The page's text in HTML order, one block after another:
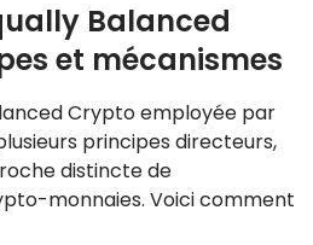
Balanced
et mécanismes
Crypto employée par
principes directeurs,
distincte de
monnaies. Voici comment